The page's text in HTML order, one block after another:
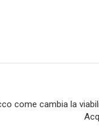
come cambia la